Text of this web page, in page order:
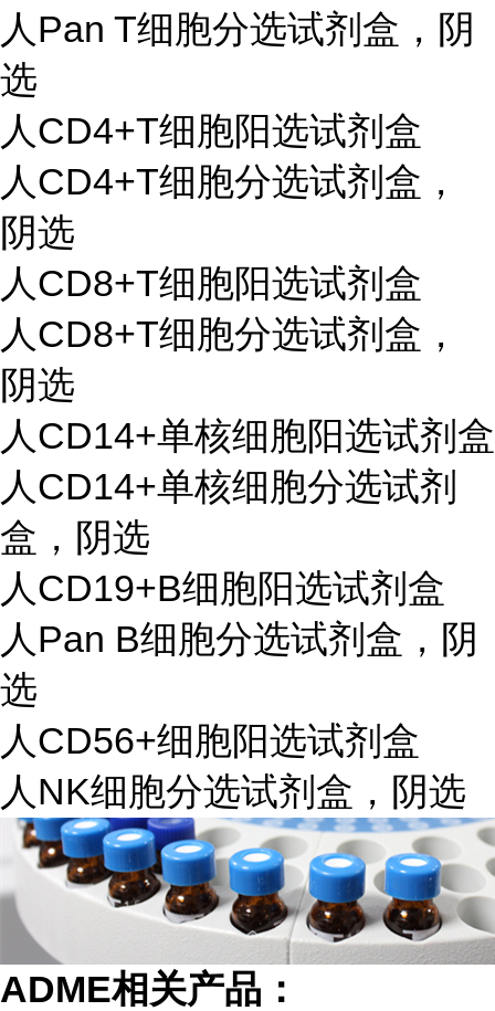
人Pan T细胞分选试剂盒，阴
选
人CD4+T细胞阳选试剂盒
人CD4+T细胞分选试剂盒，
阴选
人CD8+T细胞阳选试剂盒
人CD8+T细胞分选试剂盒，
阴选
人CD14+单核细胞阳选试剂盒
人CD14+单核细胞分选试剂
盒，阴选
人CD19+B细胞阳选试剂盒
人Pan B细胞分选试剂盒，阴
选
人CD56+细胞阳选试剂盒
人NK细胞分选试剂盒，阴选
ADME相关产品：